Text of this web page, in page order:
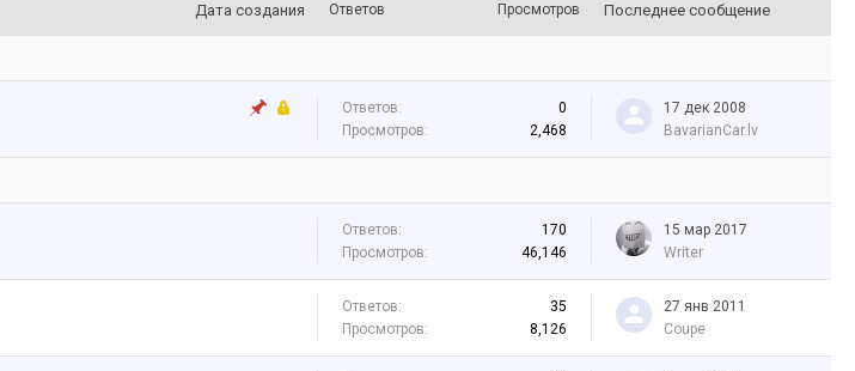
Дата создания Ответов Просмотров Последнее сообщение
Ответов:
0
Просмотров:
2,468
17 дек 2008
BavarianCar.lv
Ответов:
170
Просмотров:
46,146
15 мар 2017
Writer
Ответов:
35
Просмотров:
8,126
27 янв 2011
Coupe